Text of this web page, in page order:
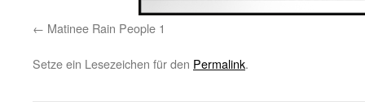
Matinee Rain People 1
Setze ein Lesezeichen für den Permalink.